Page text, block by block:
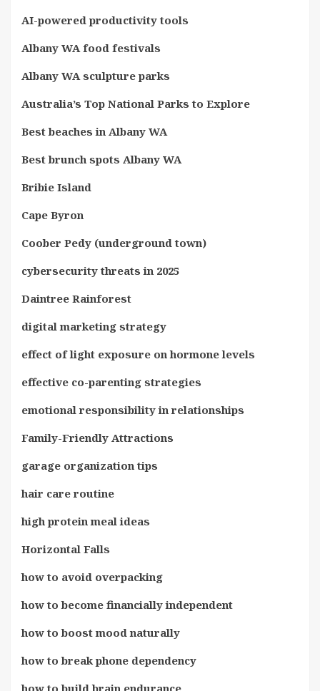
AI-powered productivity tools
Albany WA food festivals
Albany WA sculpture parks
Australia’s Top National Parks to Explore
Best beaches in Albany WA
Best brunch spots Albany WA
Bribie Island
Cape Byron
Coober Pedy (underground town)
cybersecurity threats in 2025
Daintree Rainforest
digital marketing strategy
effect of light exposure on hormone levels
effective co-parenting strategies
emotional responsibility in relationships
Family-Friendly Attractions
garage organization tips
hair care routine
high protein meal ideas
Horizontal Falls
how to avoid overpacking
how to become financially independent
how to boost mood naturally
how to break phone dependency
how to build brain endurance